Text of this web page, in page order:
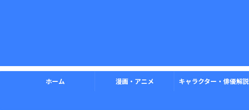
ホーム 漫画・アニメ キャラクター・俳優解説